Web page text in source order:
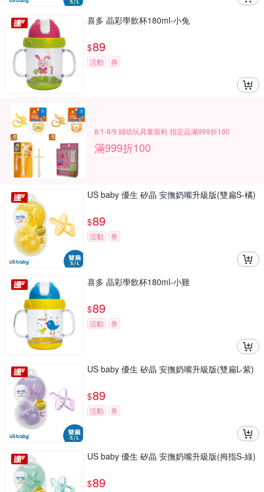
喜多 晶彩學飲杯180ml-小兔
$89
活動 券
8/1-8/9 婦幼玩具童裝鞋 指定品滿999折100
滿999折100
US baby 優生 矽晶 安撫奶嘴升級版(雙扁S-橘)
$89
活動 券
喜多 晶彩學飲杯180ml-小雞
$89
活動 券
US baby 優生 矽晶 安撫奶嘴升級版(雙扁L-紫)
$89
活動 券
US baby 優生 矽晶 安撫奶嘴升級版(拇指S-綠)
$89